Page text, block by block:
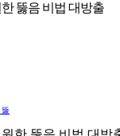
뚫음 비법 대방출
뚫